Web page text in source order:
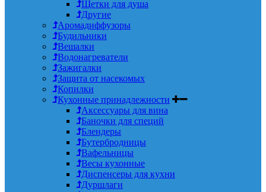
Щетки для душа
Другие
Аромадиффузоры
Будильники
Вешалки
Водонагреватели
Зажигалки
Защита от насекомых
Копилки
Кухонные принадлежности
Аксессуары для вина
Баночки для специй
Блендеры
Бутербродницы
Вафельницы
Весы кухонные
Диспенсеры для кухни
Дуршлаги